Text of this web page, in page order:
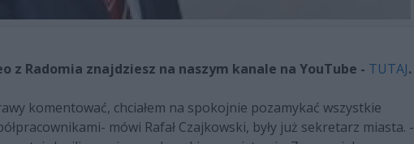
z Radomia znajdziesz na naszym kanale na YouTube - TUTAJ.
komentować, chciałem na spokojnie pozamykać wszystkie
mówi Rafał Czajkowski, były już sekretarz miasta. -